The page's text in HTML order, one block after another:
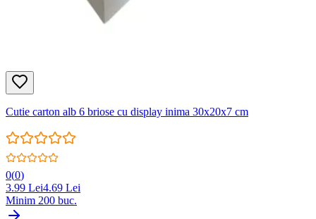
Cutie carton alb 6 briose cu display inima 30x20x7 cm
0(0)
3.99 Lei4.69 Lei
Minim 200 buc.